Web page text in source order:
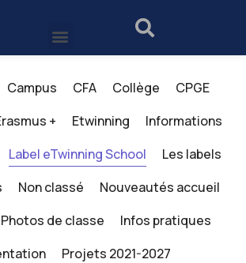
Campus CFA Collège
CPGE
+ Etwinning
Informations
Label eTwinning School
Les labels
Non classé
Nouveautés accueil
Photos de classe
Infos pratiques
Projets 2021-2027